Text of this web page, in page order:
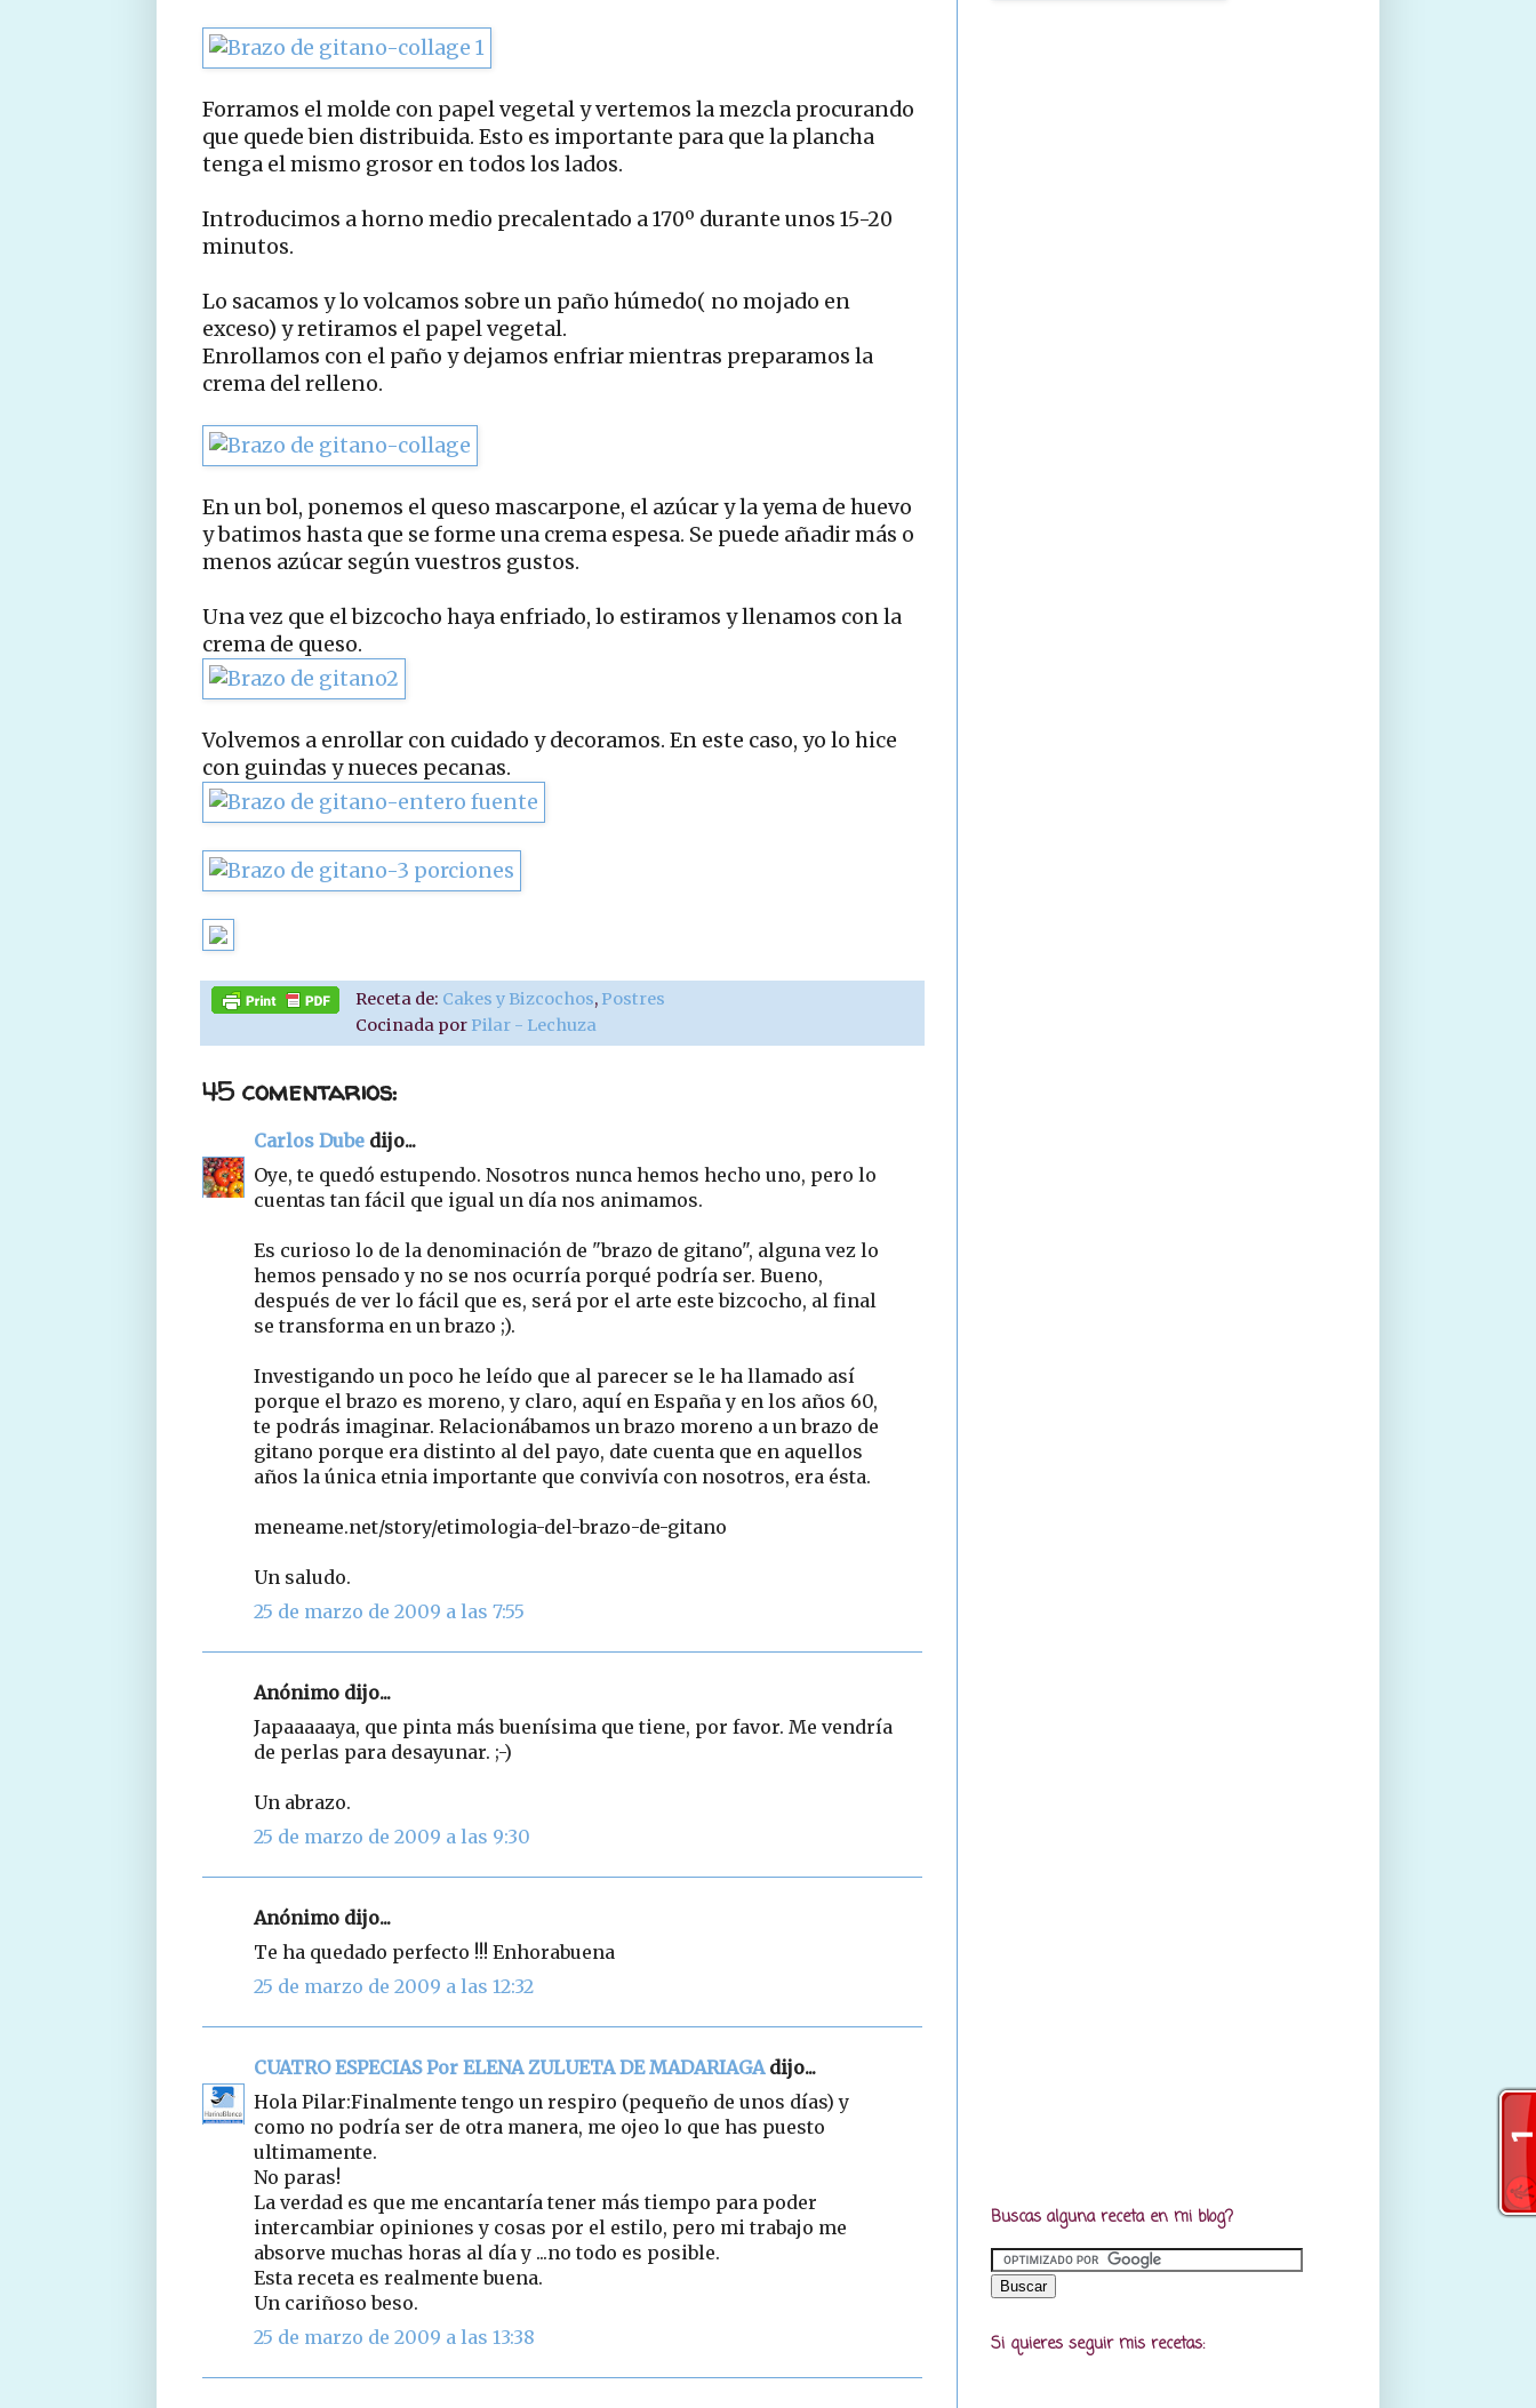
Forramos el molde con papel vegetal y vertemos la mezcla procurando
que quede bien distribuida. Esto es importante para que la plancha
tenga el mismo grosor en todos los lados.
Introducimos a horno medio precalentado a 170º durante unos 15-20
minutos.
Lo sacamos y lo volcamos sobre un paño húmedo( no mojado en
exceso) y retiramos el papel vegetal.
Enrollamos con el paño y dejamos enfriar mientras preparamos la
crema del relleno.
En un bol, ponemos el queso mascarpone, el azúcar y la yema de huevo
y batimos hasta que se forme una crema espesa. Se puede añadir más o
menos azúcar según vuestros gustos.
Una vez que el bizcocho haya enfriado, lo estiramos y llenamos con la
crema de queso.
Volvemos a enrollar con cuidado y decoramos. En este caso, yo lo hice
con guindas y nueces pecanas.
Receta de: Cakes y Bizcochos, Postres
Cocinada por Pilar - Lechuza
45 comentarios:
Carlos Dube dijo...
Oye, te quedó estupendo. Nosotros nunca hemos hecho uno, pero lo
cuentas tan fácil que igual un día nos animamos.
Es curioso lo de la denominación de "brazo de gitano", alguna vez lo
hemos pensado y no se nos ocurría porqué podría ser. Bueno,
después de ver lo fácil que es, será por el arte este bizcocho, al final
se transforma en un brazo ;).
Investigando un poco he leído que al parecer se le ha llamado así
porque el brazo es moreno, y claro, aquí en España y en los años 60,
te podrás imaginar. Relacionábamos un brazo moreno a un brazo de
gitano porque era distinto al del payo, date cuenta que en aquellos
años la única etnia importante que convivía con nosotros, era ésta.
meneame.net/story/etimologia-del-brazo-de-gitano
Un saludo.
25 de marzo de 2009 a las 7:55
Anónimo dijo...
Japaaaaaya, que pinta más buenísima que tiene, por favor. Me vendría
de perlas para desayunar. ;-)
Un abrazo.
25 de marzo de 2009 a las 9:30
Anónimo dijo...
Te ha quedado perfecto !!! Enhorabuena
25 de marzo de 2009 a las 12:32
CUATRO ESPECIAS Por ELENA ZULUETA DE MADARIAGAdijo...
Hola Pilar:Finalmente tengo un respiro (pequeño de unos días) y
como no podría ser de otra manera, me ojeo lo que has puesto
ultimamente.
No paras!
La verdad es que me encantaría tener más tiempo para poder
intercambiar opiniones y cosas por el estilo, pero mi trabajo me
absorve muchas horas al día y ...no todo es posible.
Esta receta es realmente buena.
Un cariñoso beso.
25 de marzo de 2009 a las 13:38
Buscas alguna receta en mi blog?
Si quieres seguir mis recetas: